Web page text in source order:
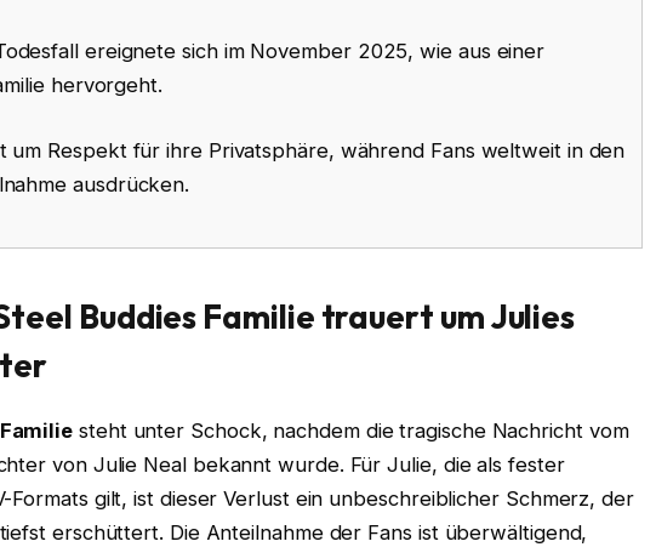
ereignete sich im November 2025, wie aus einer
hervorgeht.
um Respekt für ihre Privatsphäre, während Fans weltweit in den
ausdrücken.
Buddies Familie trauert um Julies
steht unter Schock, nachdem die tragische Nachricht vom
von Julie Neal bekannt wurde. Für Julie, die als fester
Formats gilt, ist dieser Verlust ein unbeschreiblicher Schmerz, der
erschüttert. Die Anteilnahme der Fans ist überwältigend,